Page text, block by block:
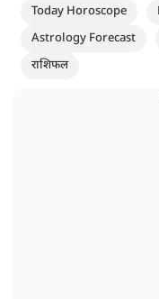
Today Horoscope
Astrology Forecast
राशिफल